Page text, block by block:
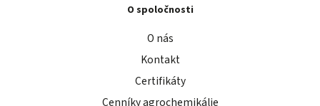
O spoločnosti
O nás
Kontakt
Certifikáty
Cenníky agrochemikálie